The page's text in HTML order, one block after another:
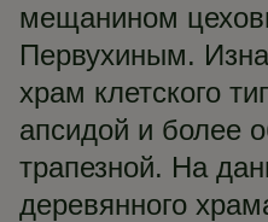
мещанином
Первухиным.
храм клетского
апсидой и более
трапезной. На
деревянного